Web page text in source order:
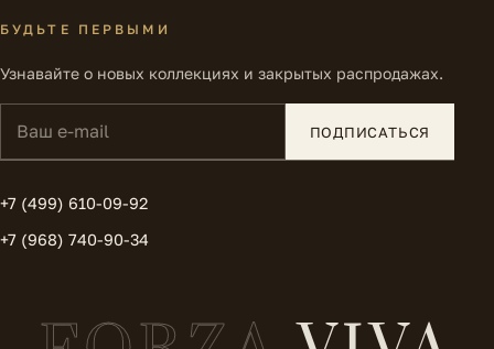
БУДЬТЕ ПЕРВЫМИ
Узнавайте о новых коллекциях и закрытых распродажах.
ПОДПИСАТЬСЯ
+7 (499) 610-09-92
+7 (968) 740-90-34